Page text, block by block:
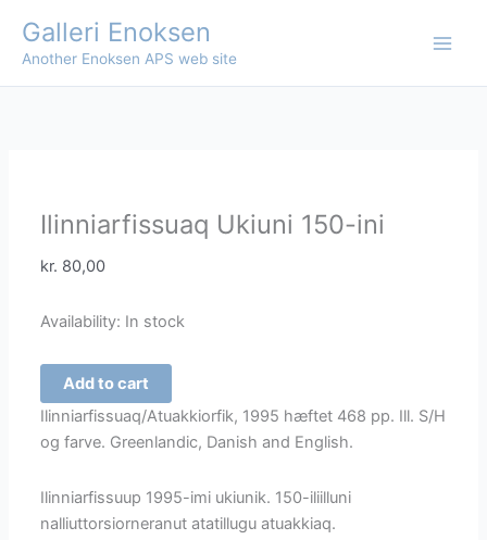
content
Galleri Enoksen
Another Enoksen APS web site
Ilinniarfissuaq Ukiuni 150-ini
kr. 80,00
Availability: In stock
Ilinniarfissuaq
Ukiuni
150-
ini
Add to cart
Ilinniarfissuaq/Atuakkiorfik, 1995 hæftet 468 pp. Ill. S/H
og farve. Greenlandic, Danish and English.
Ilinniarfissuup 1995-imi ukiunik. 150-iliilluni
nalliuttorsiorneranut atatillugu atuakkiaq.